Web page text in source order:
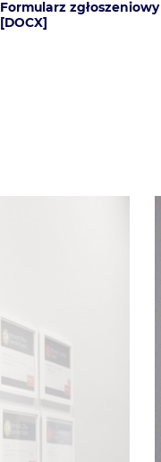
Formularz zgłoszeniowy
[DOCX]